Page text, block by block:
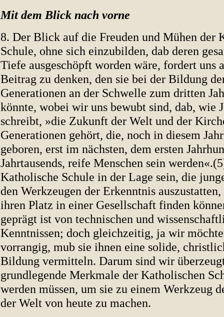
Mit dem Blick nach vorne
8. Der Blick auf die Freuden und Mühen der
Schule, ohne sich einzubilden, dab deren
Tiefe ausgeschöpft worden wäre, fordert uns
Beitrag zu denken, den sie bei der Bildung
Generationen an der Schwelle zum dritten
könnte, wobei wir uns bewubt sind, dab, wie
schreibt, »die Zukunft der Welt und der
Generationen gehört, die, noch in diesem
geboren, erst im nächsten, dem ersten
Jahrtausends, reife Menschen sein
Katholische Schule in der Lage sein, die
den Werkzeugen der Erkenntnis
ihren Platz in einer Gesellschaft finden
geprägt ist von technischen und
Kenntnissen; doch gleichzeitig, ja wir
vorrangig, mub sie ihnen eine solide,
Bildung vermitteln. Darum sind wir
grundlegende Merkmale der Katholischen
werden müssen, um sie zu einem Werkzeug
der Welt von heute zu machen.